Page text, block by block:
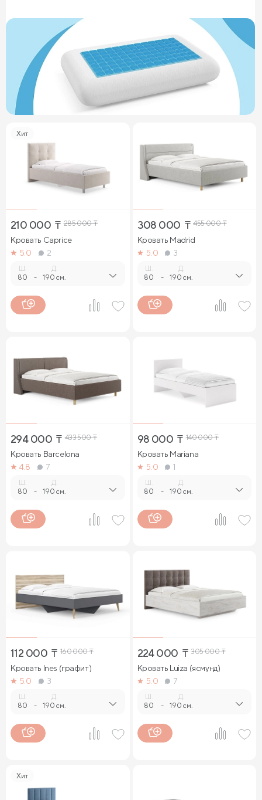
Хит
210 000 ₸ 285 000₸
Кровать Caprice
5.0
2
80 -
Д.
190 см.
308 000 ₸ 455 000₸
Кровать Madrid
5.0
3
80 -
Д.
190 см.
294 000 ₸ 433 500₸
Кровать Barcelona
4.8
7
80 -
Д.
190 см.
98 000 ₸ 140 000₸
Кровать Mariana
5.0
1
80 -
Д.
190 см.
112 000 ₸ 160 000₸
Кровать Ines (графит)
5.0
3
80 -
Д.
190 см.
224 000 ₸ 305 000₸
Кровать Luiza (ясмунд)
5.0
7
80 -
Д.
190 см.
Хит